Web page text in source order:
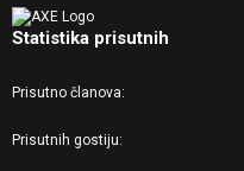
Statistika prisutnih
Prisutno članova
Prisutnih gostiju